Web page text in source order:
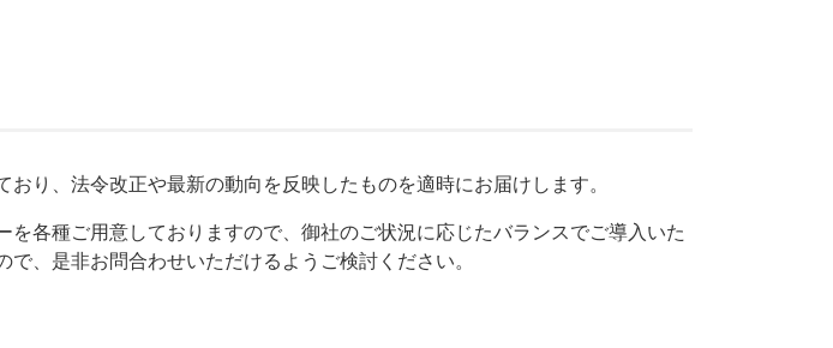
り、法令改正や最新の動向を反映したものを適時にお届けします。
各種ご用意しておりますので、御社のご状況に応じたバランスでご導入いた
、是非お問合わせいただけるようご検討ください。